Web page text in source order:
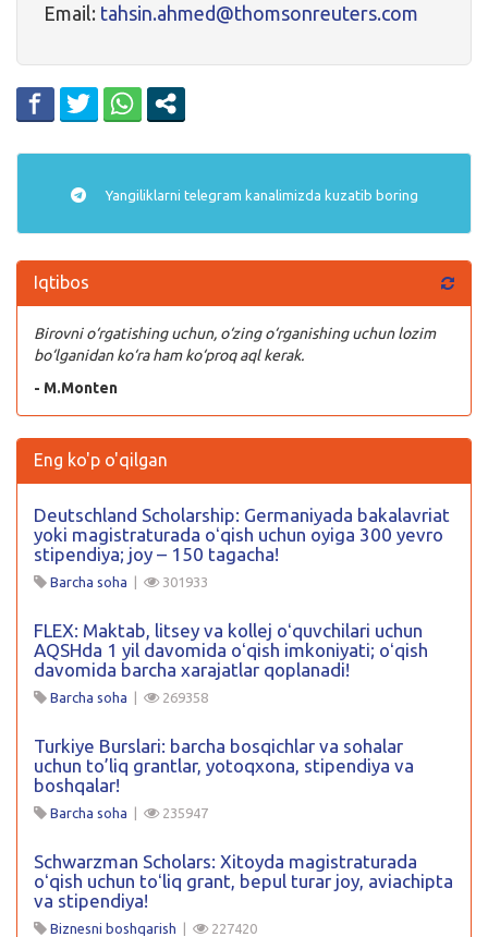
Email: tahsin.ahmed@thomsonreuters.com
Yangiliklarni telegram kanalimizda kuzatib boring
Iqtibos
Birovni o‘rgatishing uchun, o‘zing o‘rganishing uchun lozim
bo‘lganidan ko‘ra ham ko‘proq aql kerak.
- M.Monten
Eng ko'p o'qilgan
Deutschland Scholarship: Germaniyada bakalavriat
yoki magistraturada oʻqish uchun oyiga 300 yevro
stipendiya; joy – 150 tagacha!
Barcha soha | 301933
FLEX: Maktab, litsey va kollej oʻquvchilari uchun
AQSHda 1 yil davomida oʻqish imkoniyati; oʻqish
davomida barcha xarajatlar qoplanadi!
Barcha soha | 269358
Turkiye Burslari: barcha bosqichlar va sohalar
uchun to’liq grantlar, yotoqxona, stipendiya va
boshqalar!
Barcha soha | 235947
Schwarzman Scholars: Xitoyda magistraturada
oʻqish uchun toʻliq grant, bepul turar joy, aviachipta
va stipendiya!
Biznesni boshqarish | 227420